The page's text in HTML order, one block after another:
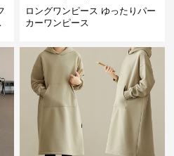
ロングワンピース ゆったりパー
カーワンピース